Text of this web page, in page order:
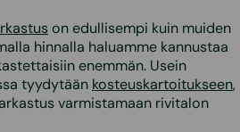
on edullisempi kuin muiden
hinnalla haluamme kannustaa
enemmän. Usein
tyydytään kosteuskartoitukseen,
varmistamaan rivitalon